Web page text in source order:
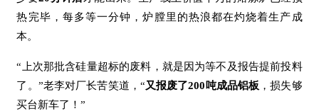
热完毕，每多等一分钟，炉膛里的热浪都在灼烧着生产成
本。
“上次那批含硅量超标的废料，就是因为等不及报告提前投料
了。”老李对厂长苦笑道，“又报废了200吨成品铝板 ，损失够
买台新车了！”